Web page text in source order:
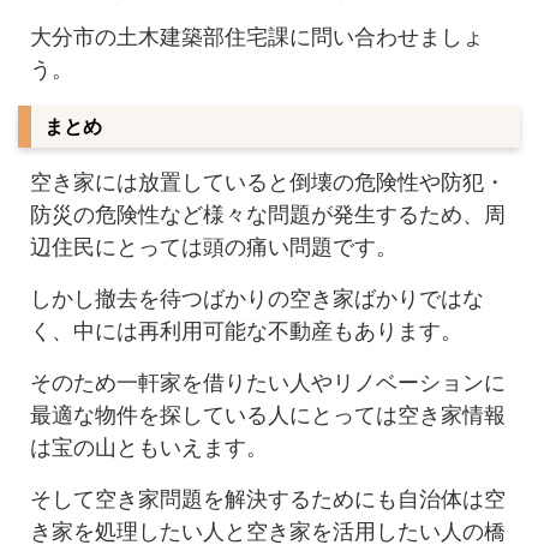
大分市の土木建築部住宅課に問い合わせましょ
う。
まとめ
空き家には放置していると倒壊の危険性や防犯・
防災の危険性など様々な問題が発生するため、周
辺住民にとっては頭の痛い問題です。
しかし撤去を待つばかりの空き家ばかりではな
く、中には再利用可能な不動産もあります。
そのため一軒家を借りたい人やリノベーションに
最適な物件を探している人にとっては空き家情報
は宝の山ともいえます。
そして空き家問題を解決するためにも自治体は空
き家を処理したい人と空き家を活用したい人の橋